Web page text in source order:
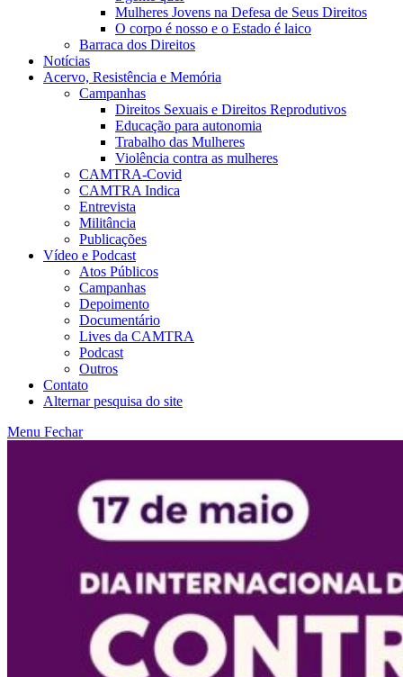
Mulheres Jovens na Defesa de Seus Direitos
O corpo é nosso e o Estado é laico
Barraca dos Direitos
Notícias
Acervo, Resistência e Memória
Campanhas
Direitos Sexuais e Direitos Reprodutivos
Educação para autonomia
Trabalho das Mulheres
Violência contra as mulheres
CAMTRA-Covid
CAMTRA Indica
Entrevista
Militância
Publicações
Vídeo e Podcast
Atos Públicos
Campanhas
Depoimento
Documentário
Lives da CAMTRA
Podcast
Outros
Contato
Alternar pesquisa do site
Menu Fechar